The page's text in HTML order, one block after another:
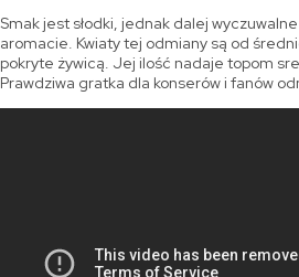
Smak jest słodki, jednak dalej
aromacie. Kwiaty tej odmiany są od
pokryte żywicą. Jej ilość nadaje topom
Prawdziwa gratka dla konserów i fanów